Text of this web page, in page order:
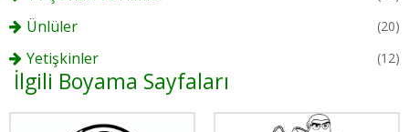
Ünlüler (20)
Yetişkinler (12)
İlgili Boyama Sayfaları